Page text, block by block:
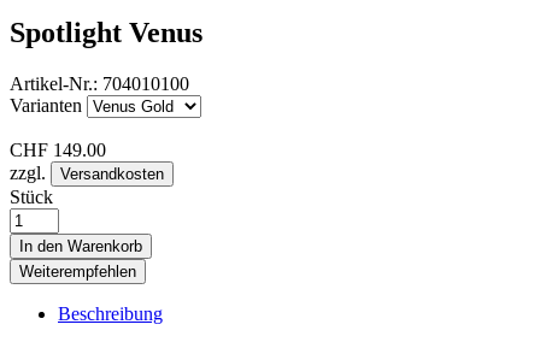
Spotlight Venus
Artikel-Nr.: 704010100
Varianten
CHF 149.00
zzgl.
Versandkosten
Stück
In den Warenkorb
Weiterempfehlen
Beschreibung